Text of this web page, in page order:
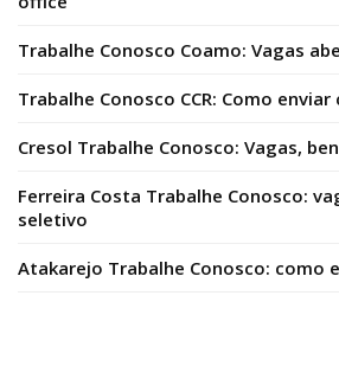
Trabalhe Conosco Coamo: Vagas
Trabalhe Conosco CCR: Como
Cresol Trabalhe Conosco: Vagas,
Ferreira Costa Trabalhe Conosco:
seletivo
Atakarejo Trabalhe Conosco: como